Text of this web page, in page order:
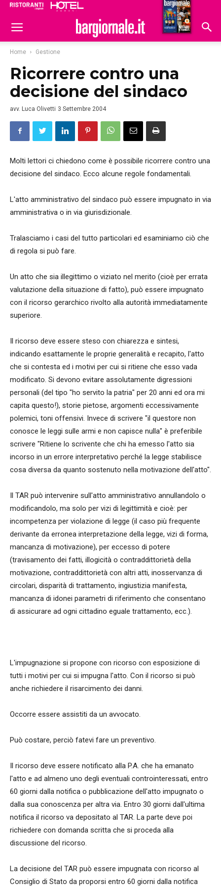
Hoteldomani
Home Gestione
Ricorrere contro una
decisione del sindaco
avv. Luca Olivetti 3 Settembre 2004
Molti lettori ci chiedono come è possibile ricorrere contro una
decisione del sindaco. Ecco alcune regole fondamentali.
L'atto amministrativo del sindaco può essere impugnato in via
amministrativa o in via giurisdizionale.
Tralasciamo i casi del tutto particolari ed esaminiamo ciò che
di regola si può fare.
Un atto che sia illegittimo o viziato nel merito (cioè per errata
valutazione della situazione di fatto), può essere impugnato
con il ricorso gerarchico rivolto alla autorità immediatamente
superiore.
Il ricorso deve essere steso con chiarezza e sintesi,
indicando esattamente le proprie generalità e recapito, l'atto
che si contesta ed i motivi per cui si ritiene che esso vada
modificato. Si devono evitare assolutamente digressioni
personali (del tipo "ho servito la patria" per 20 anni ed ora mi
capita questo!), storie pietose, argomenti eccessivamente
polemici, toni offensivi. Invece di scrivere "il questore non
conosce le leggi sulle armi e non capisce nulla" è preferibile
scrivere "Ritiene lo scrivente che chi ha emesso l'atto sia
incorso in un errore interpretativo perché la legge stabilisce
cosa diversa da quanto sostenuto nella motivazione dell'atto".
Il TAR può intervenire sull'atto amministrativo annullandolo o
modificandolo, ma solo per vizi di legittimità e cioè: per
incompetenza per violazione di legge (il caso più frequente
derivante da erronea interpretazione della legge, vizi di forma,
mancanza di motivazione), per eccesso di potere
(travisamento dei fatti, illogicità o contraddittorietà della
motivazione, contraddittorietà con altri atti, inosservanza di
circolari, disparità di trattamento, ingiustizia manifesta,
mancanza di idonei parametri di riferimento che consentano
di assicurare ad ogni cittadino eguale trattamento, ecc.).
L'impugnazione si propone con ricorso con esposizione di
tutti i motivi per cui si impugna l'atto. Con il ricorso si può
anche richiedere il risarcimento dei danni.
Occorre essere assistiti da un avvocato.
Può costare, perciò fatevi fare un preventivo.
Il ricorso deve essere notificato alla P.A. che ha emanato
l'atto e ad almeno uno degli eventuali controinteressati, entro
60 giorni dalla notifica o pubblicazione dell'atto impugnato o
dalla sua conoscenza per altra via. Entro 30 giorni dall'ultima
notifica il ricorso va depositato al TAR. La parte deve poi
richiedere con domanda scritta che si proceda alla
discussione del ricorso.
La decisione del TAR può essere impugnata con ricorso al
Consiglio di Stato da proporsi entro 60 giorni dalla notifica